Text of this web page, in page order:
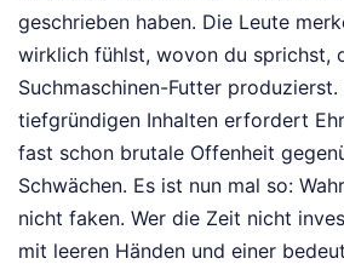
geschrieben haben. Die Leute
wirklich fühlst, wovon du sprichst,
Suchmaschinen-Futter
tiefgründigen Inhalten erfordert
fast schon brutale Offenheit
Schwächen. Es ist nun mal so:
nicht faken. Wer die Zeit nicht
mit leeren Händen und einer